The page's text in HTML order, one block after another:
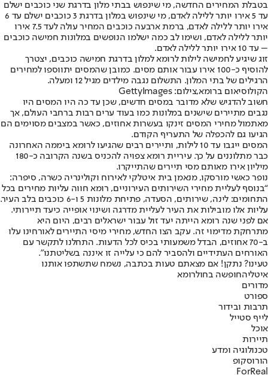
בטבלת המחירים החדשה, מי שינפוש בבתי מלון בדרגת שני כוכבים ישלם
עד 5 אירו יותר ללילה לאדם, מי שינפוש במלון בדרגת 3 כוכבים ישלם עד 6
אירו יותר ללילה לאדם, ברמת ארבעה כוכבים המחיר עולה לעד 7.5 אירו
יותר ללילה לאדם, ושימו לב כמה ישלמו הנופשים במלונות חמישה כוכבים
– עד 10 אירו יותר ללילה לאדם.
זוג שיגיע לחמישה לילות לרומא למלון בדרגת חמישה כוכבים, יצטרך
להוסיף כ-100 אירו עבור אותם מסים. כמובן שהמסים יתווספו למחירים
הרגילים של בתי המלון. התשלום נגבה מילדים מגיל 12 ומעלה.
הקולוסיאום ברומא,צילום: GettyImages
חשוב להדגיש שלא מדובר במסים חדשים, שכן עד כה היו המסים היו
נגבים מתיירים שישנים במלונות כמו בעוד ערים רבות ברחבי העולם, אך
מאתמול מחירי המסים זינקו בעשרות אחוזים, כאשר במצבים מסוימים הם
הגיעו גם להכפלה של התעריף הקודם.
המסים ייגבו עד 10 לילות, ותיירים רבים שהגיעו לרומא ביממה האחרונה
כבר מתלוננים על כך. עיריית רומא צפויה להכניס בשנה הקרובה כ-180
מיליון אירו מאותם מסי תיירים שהתייקרו.
נופר כאשי מורסקו, מנאמן בית איטלקי לאירוח וקולינריה כשרה, סיפרה:
“בנוסף לעליית מחירי השירותים העירוניים, רומא חווה עליות מחירים בכל
התחומים: לינה, שירותים, הסעדה, פתיחת מלונות 5 ו-6 כוכבים בלב העיר.
עליות אלו מובילות את העיר לעליית מדרגה ושינוי אופייה כיעד תיירותי.
אם לפני שנה רומא הייתה יעד זול עבור ישראלים רבים, היום היא
מתרחקת מדימוי זה. עקב הצו החדש, מחירי מיסי התיירים לאורחינו עלו
ב-70 אחוזים, הבדל משמעותי בכיס לכל הדעות. התחלנו לתקשר עם
האורחים העתידיים ולהסביר להם כי עלייה זו איננה בשליטתנו״.
טעינו? נתקן! אם מצאתם טעות בכתבה, נשמח שתשתפו אותנו
איטליהחופשה בחולרומא
מדורים
ספורט
תרבות ובידור
לייף סטייל
אוכל
תיירות
טכנולוגיה ומדע
הורוסקופ
ForReal